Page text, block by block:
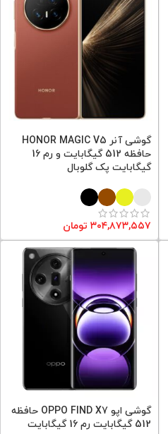
گوشی آنر HONOR MAGIC V5
حافظه 512 گیگابایت و رم 16
گیگابایت پک گلوبال
۳۰۴,۸۷۳,۵۵۷ تومان
گوشی اپو OPPO FIND X7 حافظه
512 گیگابایت رم 16 گیگابایت